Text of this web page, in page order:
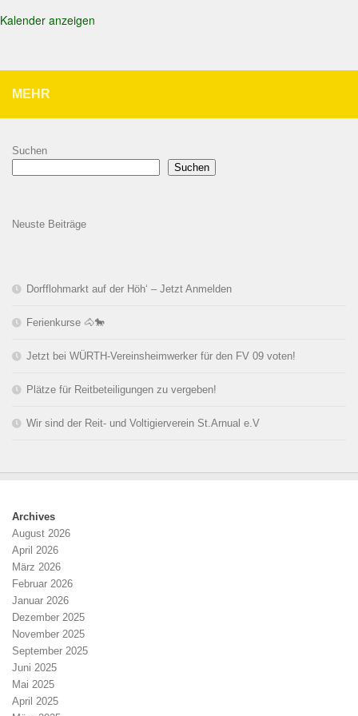
Kalender anzeigen
MEHR
Suchen
Suchen
Neuste Beiträge
Dorfflohmarkt auf der Höh‘ – Jetzt Anmelden
Ferienkurse 🐴🐎
Jetzt bei WÜRTH-Vereinsheimwerker für den FV 09 voten!
Plätze für Reitbeteiligungen zu vergeben!
Wir sind der Reit- und Voltigierverein St.Arnual e.V
Archives
August 2026
April 2026
März 2026
Februar 2026
Januar 2026
Dezember 2025
November 2025
September 2025
Juni 2025
Mai 2025
April 2025